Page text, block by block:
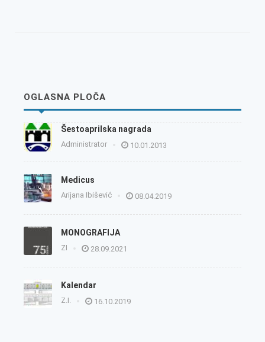
OGLASNA PLOČA
Šestoaprilska nagrada
Administrator 10.01.2013
Medicus
Arijana Ibišević 08.04.2019
MONOGRAFIJA
ZI 28.09.2021
Kalendar
Z.I. 16.10.2019